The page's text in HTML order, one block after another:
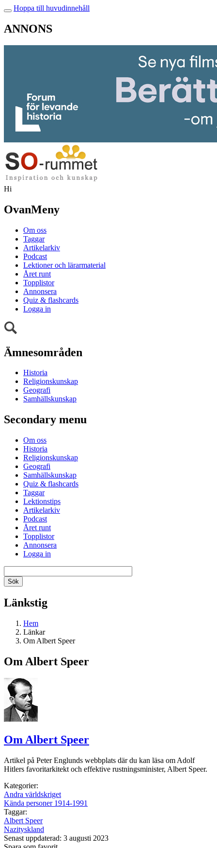
Hoppa till huvudinnehåll
ANNONS
Hi
OvanMeny
Om oss
Taggar
Artikelarkiv
Podcast
Lektioner och lärarmaterial
Året runt
Topplistor
Annonsera
Quiz & flashcards
Logga in
Ämnesområden
Historia
Religionskunskap
Geografi
Samhällskunskap
Secondary menu
Om oss
Historia
Religionskunskap
Geografi
Samhällskunskap
Quiz & flashcards
Taggar
Lektionstips
Artikelarkiv
Podcast
Året runt
Topplistor
Annonsera
Logga in
Länkstig
Hem
Länkar
Om Albert Speer
Om Albert Speer
Om Albert Speer
Artikel på Peter Englunds webbplats där du kan läsa om Adolf
Hitlers favoritarkitekt och effektive rustningsminister, Albert Speer.
Kategorier:
Andra världskriget
Kända personer 1914-1991
Taggar:
Albert Speer
Nazityskland
Senast uppdaterad: 3 augusti 2023